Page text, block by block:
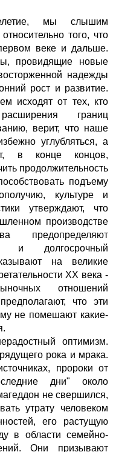
мы слышим
того, что
веке и дальше.
провидящие новые
надежды
рост и развитие.
исходят от тех, кто
границ
верит, что наше
углубляться, а
в конце концов,
продолжительность
подъему
культуре и
утверждают, что
производстве
предопределяют
и долгосрочный
на великие
ХХ века -
отношений
что эти
не помешают какие-
оптимизм.
рока и мрака.
пророки от
дни" около
не свершился,
утрату человеком
его растущую
в области семейно-
Они призывают